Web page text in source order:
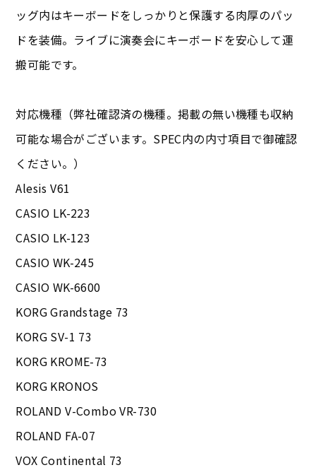
ッグ内はキーボードをしっかりと保護する肉厚のパッ
ドを装備。ライブに演奏会にキーボードを安心して運
搬可能です。
対応機種（弊社確認済の機種。掲載の無い機種も収納
可能な場合がございます。SPEC内の内寸項目で御確認
ください。）
Alesis V61
CASIO LK-223
CASIO LK-123
CASIO WK-245
CASIO WK-6600
KORG Grandstage 73
KORG SV-1 73
KORG KROME-73
KORG KRONOS
ROLAND V-Combo VR-730
ROLAND FA-07
VOX Continental 73